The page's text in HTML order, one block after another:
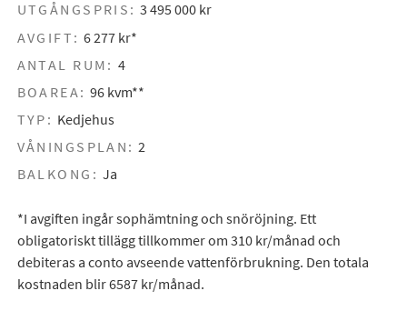
UTGÅNGSPRIS: 3 495 000 kr
AVGIFT: 6 277 kr*
ANTAL RUM: 4
BOAREA: 96 kvm**
TYP: Kedjehus
VÅNINGSPLAN: 2
BALKONG: Ja
*I avgiften ingår sophämtning och snöröjning. Ett
obligatoriskt tillägg tillkommer om 310 kr/månad och
debiteras a conto avseende vattenförbrukning. Den totala
kostnaden blir 6587 kr/månad.